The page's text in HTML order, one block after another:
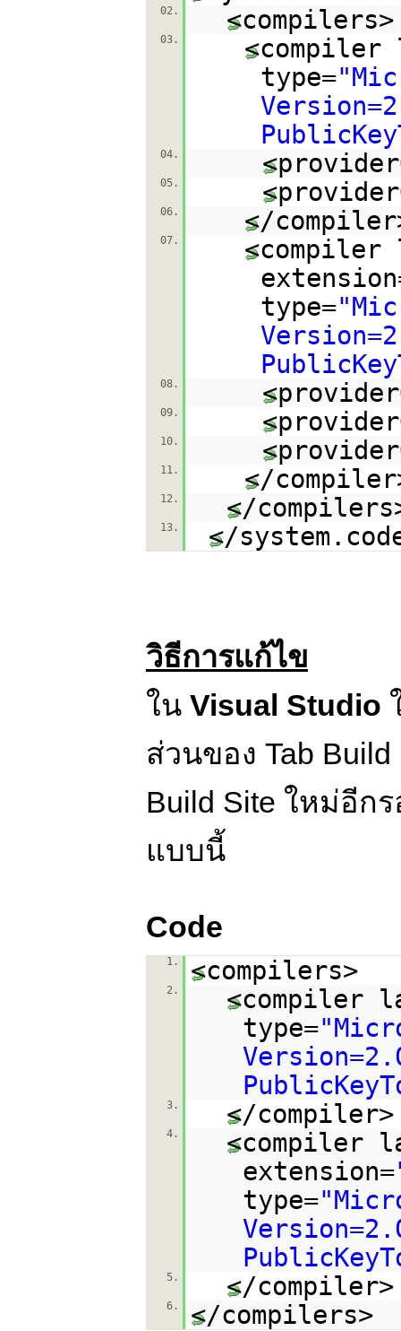
02. <compilers>
03.
<compiler
type=
04.
05.
06. </
07.
<compiler
type=
08.
09.
10.
11. </
12. </
13. </
วิธีการแก้ไข
ใน Visual Studio
ส่วนของ Tab
Build Site ใหม่อีก
แบบนี้
Code
1. <compilers>
2.
<compiler
type=
3. </compiler>
4.
<compiler
extension=
type=
5. </compiler>
6. </compilers>